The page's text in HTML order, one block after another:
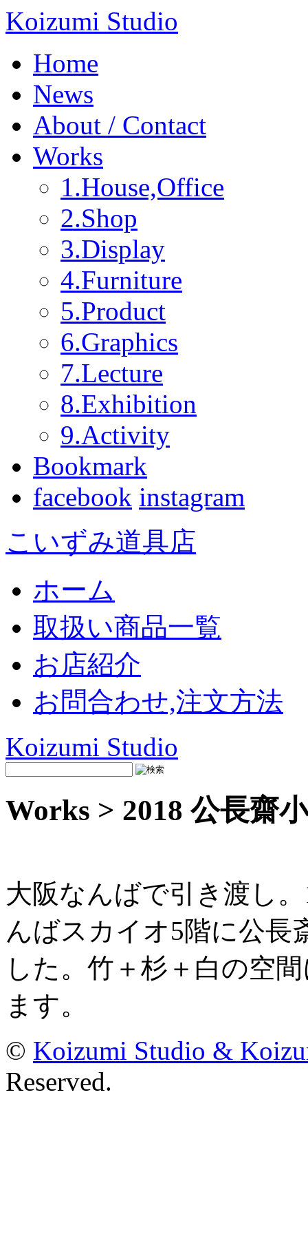
Koizumi Studio
Home
News
About / Contact
Works
1.House,Office
2.Shop
3.Display
4.Furniture
5.Product
6.Graphics
7.Lecture
8.Exhibition
9.Activity
Bookmark
facebook instagram
こいずみ道具店
ホーム
取扱い商品一覧
お店紹介
お問合わせ,注文方法
Koizumi Studio
Works > 2018 公長齋
大阪なんばで引き渡し
んばスカイオ5階に公長
した。竹＋杉＋白の空
ます。
© Koizumi Studio &
Reserved.